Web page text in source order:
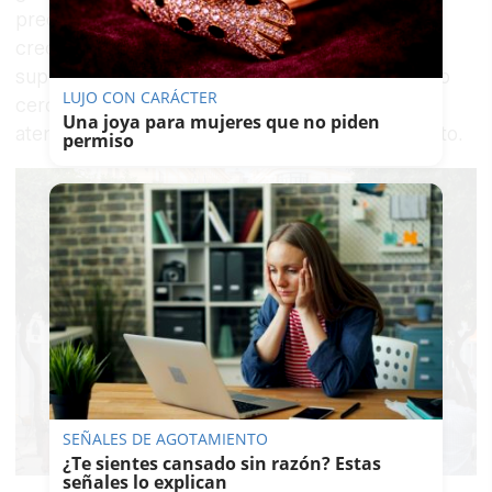
precisamente, su lado más humano. Frente a la
crecientedespersonalizaciónde las grandes
superficies y las plataformas online, el comercio
cercano ofrece confianza, asesoramiento y una
atención personalizada basada en el trato directo.
LUJO CON CARÁCTER
Una joya para mujeres que no piden
permiso
SEÑALES DE AGOTAMIENTO
¿Te sientes cansado sin razón? Estas
señales lo explican